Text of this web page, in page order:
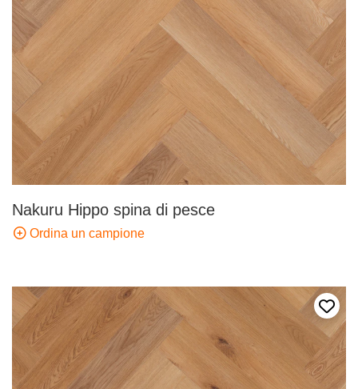
Nakuru Hippo spina di pesce
Ordina un campione